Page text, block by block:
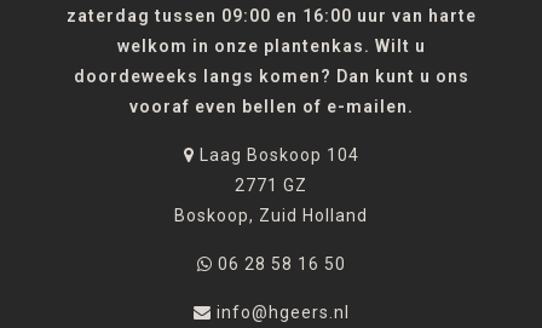
zaterdag tussen 09:00 en 16:00 uur van harte
welkom in onze plantenkas. Wilt u
doordeweeks langs komen? Dan kunt u ons
vooraf even bellen of e-mailen.
Laag Boskoop 104
2771 GZ
Boskoop, Zuid Holland
06 28 58 16 50
info@hgeers.nl